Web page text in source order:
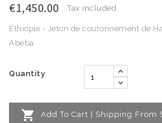
€1,450.00 Tax included
Éthiopie - Jeton de couronnement de
Abeba
Quantity
 Add To Cart | Shipping From